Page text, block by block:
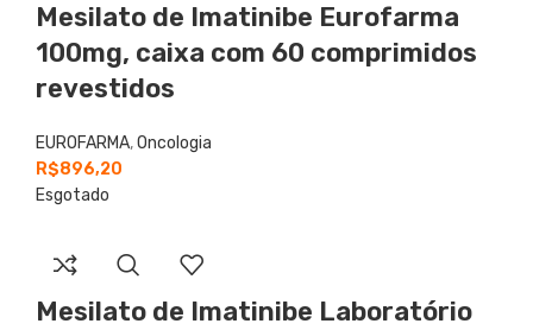
Mesilato de Imatinibe Eurofarma
100mg, caixa com 60 comprimidos
revestidos
EUROFARMA,Oncologia
R$896,20
Esgotado
Mesilato de Imatinibe Laboratório